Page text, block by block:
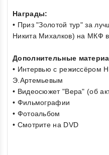
Награды:
• Приз "Золотой тур" за
Никита Михалков) на МКФ
Дополнительные
• Интервью с режиссёром
Э.Артемьевым
• Видеосюжет "Вера" (об
• Фильмографии
• Фотоальбом
• Смотрите на DVD